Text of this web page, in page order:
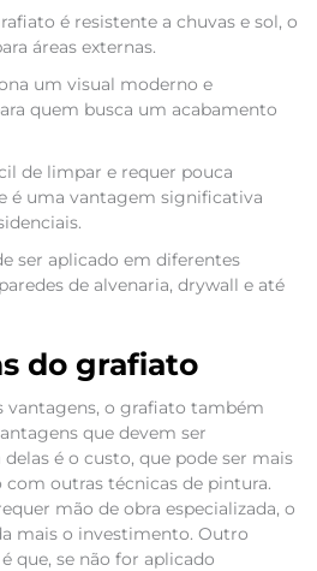
é resistente a chuvas e sol, o
áreas externas.
um visual moderno e
quem busca um acabamento
de limpar e requer pouca
é uma vantagem significativa
ser aplicado em diferentes
de alvenaria, drywall e até
do grafiato
vantagens, o grafiato também
que devem ser
é o custo, que pode ser mais
outras técnicas de pintura.
mão de obra especializada, o
mais o investimento. Outro
que, se não for aplicado